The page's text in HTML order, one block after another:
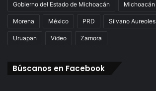
Gobierno del Estado de Michoacán Michoacán
Morena México PRD Silvano Aureoles
Uruapan Video Zamora
Búscanos en Facebook